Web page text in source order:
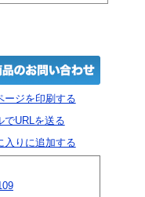
ジを印刷する
URLを送る
入りに追加する